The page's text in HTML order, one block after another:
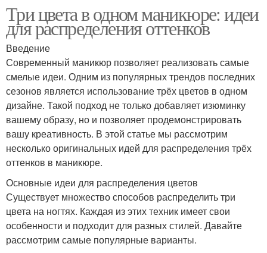
Три цвета в одном маникюре: идеи
для распределения оттенков
Введение
Современный маникюр позволяет реализовать самые
смелые идеи. Одним из популярных трендов последних
сезонов является использование трёх цветов в одном
дизайне. Такой подход не только добавляет изюминку
вашему образу, но и позволяет продемонстрировать
вашу креативность. В этой статье мы рассмотрим
несколько оригинальных идей для распределения трёх
оттенков в маникюре.
Основные идеи для распределения цветов
Существует множество способов распределить три
цвета на ногтях. Каждая из этих техник имеет свои
особенности и подходит для разных стилей. Давайте
рассмотрим самые популярные варианты.